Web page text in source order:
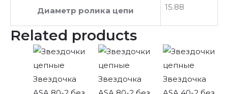
Диаметр ролика цепи 15.88
Related products